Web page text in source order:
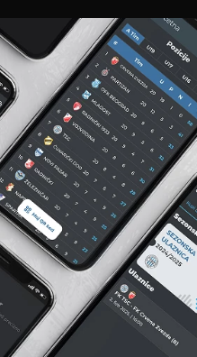
SPONZORI NEWS GALERIJE A TIM